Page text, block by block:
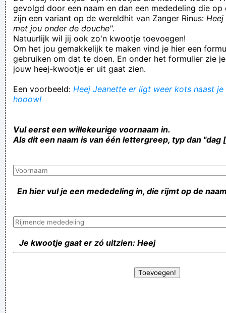
gevolgd door een naam en dan een mededeling die op
zijn een variant op de wereldhit van Zanger Rinus:
met jou onder de douche".
Natuurlijk wil jij ook zo'n kwootje toevoegen!
Om het jou gemakkelijk te maken vind je hier een
gebruiken om dat te doen. En onder het formulier zie
jouw heej-kwootje er uit gaat zien.
Een voorbeeld: Heej Jeanette er ligt weer kots naast je
hooow!
Vul eerst een willekeurige voornaam in.
Als dit een naam is van één lettergreep, typ dan "dag
En hier vul je een mededeling in, die rijmt op de
Je kwootje gaat er zó uitzien: Heej